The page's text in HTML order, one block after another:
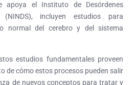
apoya el Instituto de Desórdenes
incluyen estudios para
normal del cerebro y del sistema
estudios fundamentales proveen
de cómo estos procesos pueden salir
de nuevos conceptos para tratar y